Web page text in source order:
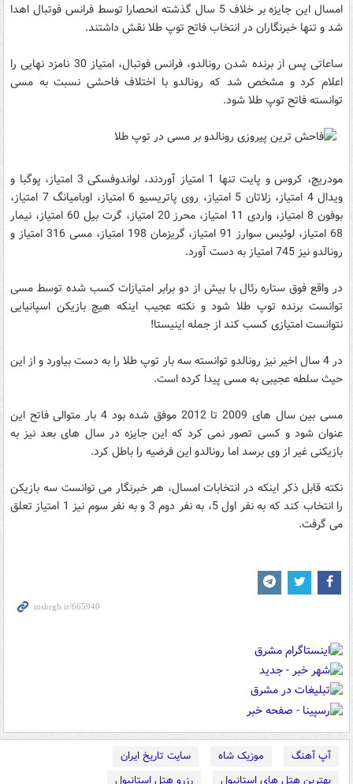
امسال این جایزه بر خلاف 5 سال گذشته انحصارا توسط فرانس فوتبال اهدا
شد و تنها خبرنگاران در انتخاب فاتح توپ طلا نقش داشتند.
ساعاتی پس از برنده شدن رونالدو، فرانس فوتبال، امتیاز 30 نامزد نهایی را
اعلام کرد و مشخص شد که رونالدو با اختلاف فاحشی نسبت به مسی
توانسته فاتح توپ طلا شود.
مودریچ، کروس و پایت تنها 1 امتیاز آوردند، لواندوفسکی 3 امتیاز، پوگبا و
ویدال 4 امتیاز، زلاتان 5 امتیاز، روی پاتریسیو 6 امتیاز، اوبامیانگ 7 امتیاز،
بوفون 8 امتیاز، واردی 11 امتیاز، محرز 20 امتیاز، گرت بیل 60 امتیاز، نیمار
68 امتیاز، لوئیس سوارز 91 امتیاز، گریزمان 198 امتیاز، مسی 316 امتیاز و
رونالدو نیز 745 امتیاز به دست آورد.
در واقع فوق ستاره رئال با بیش از دو برابر امتیازات کسب شده توسط مسی
توانست برنده توپ طلا شود و نکته عجیب اینکه هیچ بازیکن اسپانیایی
نتوانست امتیازی کسب کند از جمله اینیستا!
در 4 سال اخیر نیز رونالدو توانسته سه بار توپ طلا را به دست بیاورد و از این
حیث سلطه عجیبی به مسی پیدا کرده است.
مسی بین سال های 2009 تا 2012 موفق شده بود 4 بار متوالی فاتح این
عنوان شود و کسی تصور نمی کرد که این جایزه در سال های بعد نیز به
بازیکنی غیر از وی برسد اما رونالدو این فرضیه را باطل کرد.
نکته قابل ذکر اینکه در انتخابات امسال، هر خبرنگار می توانست سه بازیکن
را انتخاب کند که به نفر اول 5، به نفر دوم 3 و به نفر سوم نیز 1 امتیاز تعلق
می گرفت.
آپ آهنگ موزیک شاه
سایت تاریخ ایران
بهترین هتل های استانبول
رزرو هتل استانبول